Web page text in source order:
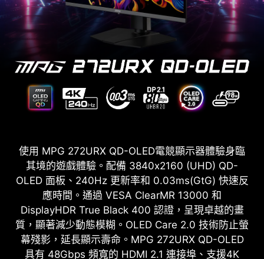
使用 MPG 272URX QD-OLED電競顯示器體驗身臨
其境的遊戲體驗。配備 3840x2160 (UHD) QD-
OLED 面板、240Hz 更新率和 0.03ms(GtG) 快速反
應時間。通過 VESA ClearMR 13000 和
DisplayHDR True Black 400 認證，呈現卓越的畫
質，顯著減少動態模糊。OLED Care 2.0 技術防止螢
幕殘影，延長顯示壽命。MPG 272URX QD-OLED
具有 48Gbps 頻寬的 HDMI 2.1 連接埠、支援4K